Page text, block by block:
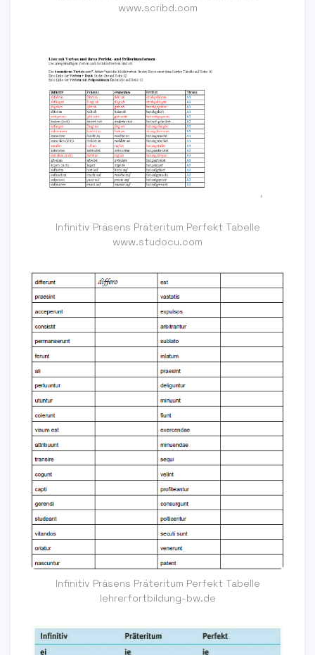
www.scribd.com
Infinitiv Präsens Präteritum Perfekt Tabelle
www.studocu.com
Infinitiv Präsens Präteritum Perfekt Tabelle
lehrerfortbildung-bw.de